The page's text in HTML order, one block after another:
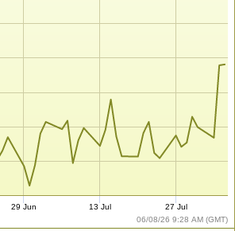
06/08/26 9:28 AM (GMT)
29 Jun 13 Jul 27 Jul